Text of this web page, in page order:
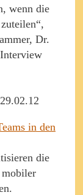
wenn die
Dr.
in den
die